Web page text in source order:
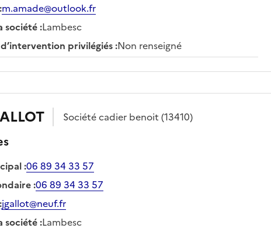
:m.amade@outlook.fr
société:Lambesc
privilégiés:Non renseigné
Sociétécadier benoit (13410)
:06 89 34 33 57
:06 89 34 33 57
:jgallot@neuf.fr
société:Lambesc